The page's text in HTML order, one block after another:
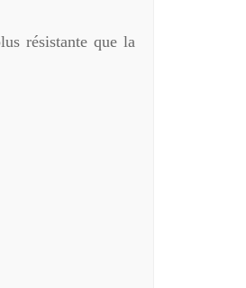
résistante que la